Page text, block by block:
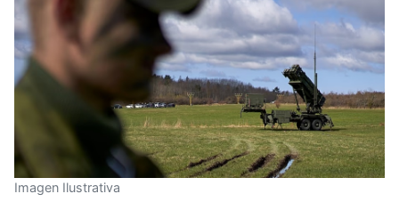
Imagen Ilustrativa